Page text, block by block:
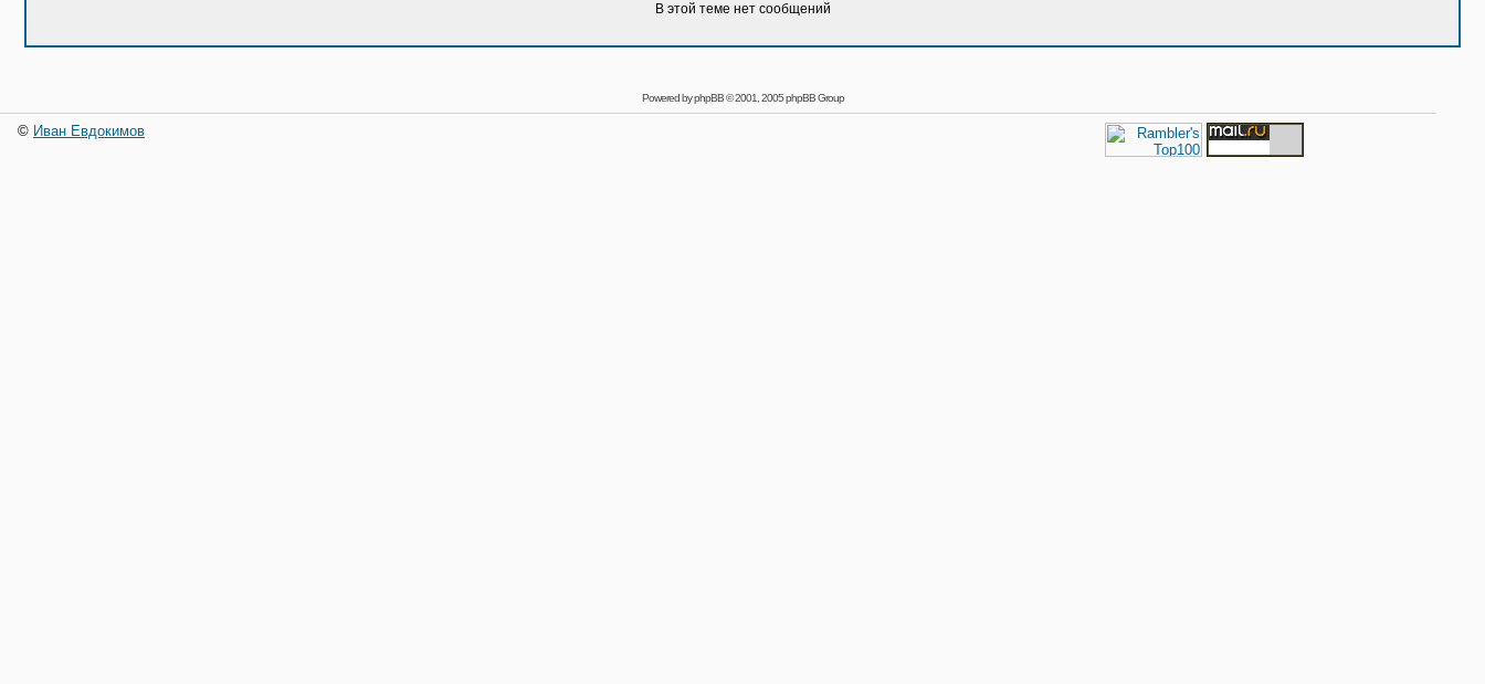
В этой теме нет сообщений
Powered byphpBB© 2001, 2005 phpBB Group
© Иван Евдокимов